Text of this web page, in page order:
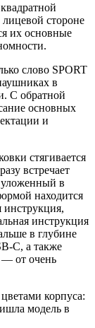
стороне
их основные
слово SPORT
в
С обратной
основных
и
стягивается
встречает
в
находится
инструкция,
инструкция
в глубине
C, а также
— от очень
корпуса:
модель в